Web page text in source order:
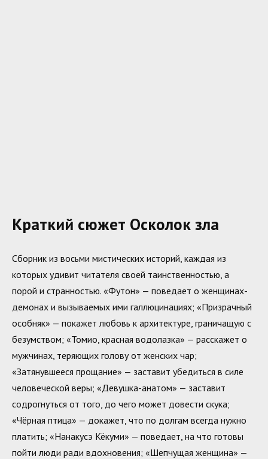
Краткий сюжет Осколок зла
Сборник из восьми мистических историй, каждая из
которых удивит читателя своей таинственностью, а
порой и странностью. «Футон» — поведает о женщинах-
демонах и вызываемых ими галлюцинациях; «Призрачный
особняк» — покажет любовь к архитектуре, граничащую с
безумством; «Томио, красная водолазка» — расскажет о
мужчинах, теряющих голову от женских чар;
«Затянувшееся прощание» — заставит убедиться в силе
человеческой веры; «Девушка-анатом» — заставит
содрогнуться от того, до чего может довести скука;
«Чёрная птица» — докажет, что по долгам всегда нужно
платить; «Нанакусэ Кёкуми» — поведает, на что готовы
пойти люди ради вдохновения; «Шепчущая женщина» —